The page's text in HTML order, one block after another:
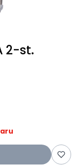
2-st.